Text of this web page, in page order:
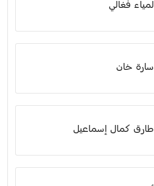
لمياء فغالي
سارة خان
طارق كمال إسماعيل